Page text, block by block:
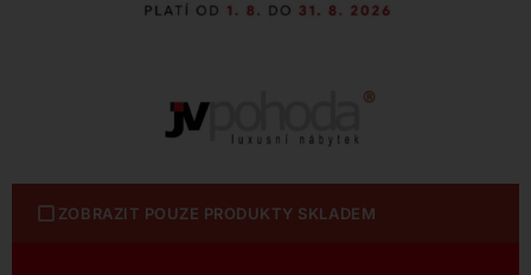
ZOBRAZIT POUZE PRODUKTY SKLADEM